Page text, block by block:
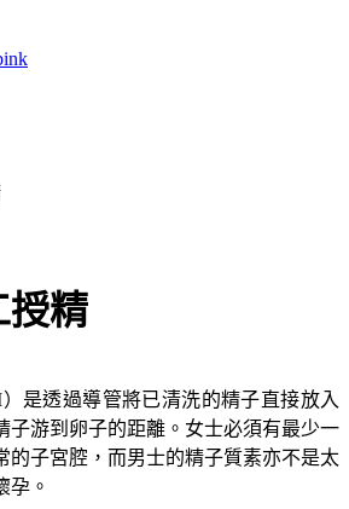
授精
是透過導管將已清洗的精子直接放入
子游到卵子的距離。女士必須有最少一
的子宮腔，而男士的精子質素亦不是太
孕。